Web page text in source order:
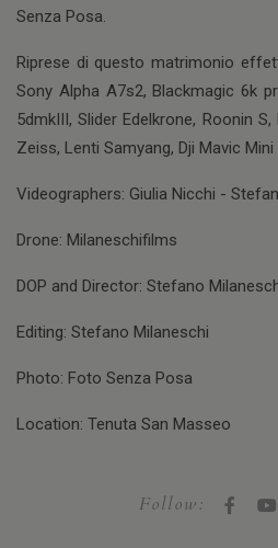
Senza Posa.
Riprese di questo matrimonio
Sony Alpha A7s2, Blackmagic 6k
5dmkIII, Slider Edelkrone, Roonin
Zeiss, Lenti Samyang, Dji Mavic Mini
Videographers: Giulia Nicchi -
Drone: Milaneschifilms
DOP and Director: Stefano
Editing: Stefano Milaneschi
Photo: Foto Senza Posa
Location: Tenuta San Masseo
Follow: